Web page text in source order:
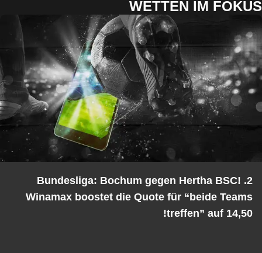
WETTEN IM FOKUS
2. Bundesliga: Bochum gegen Hertha BSC!
Winamax boostet die Quote für “beide Teams
treffen” auf 14,50!